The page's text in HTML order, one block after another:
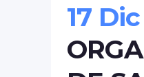
17 Dic